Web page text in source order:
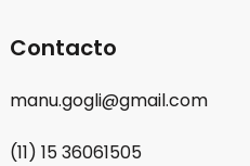
Contacto
manu.gogli@gmail.com
(11) 15 36061505